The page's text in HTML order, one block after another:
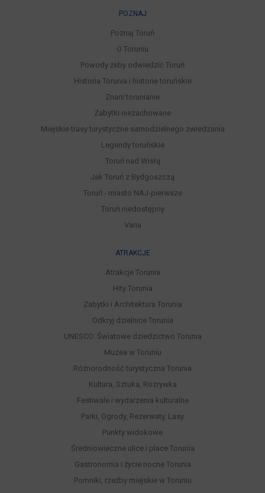
POZNAJ
Poznaj Toruń
O Toruniu
Powody żeby odwiedzić Toruń
Historia Torunia i historie toruńskie
Znani torunianie
Zabytki niezachowane
Miejskie trasy turystyczne samodzielnego zwiedzania
Legendy toruńskie
Toruń nad Wisłą
Jak Toruń z Bydgoszczą
Toruń - miasto NAJ-pierwsze
Toruń niedostępny
Varia
ATRAKCJE
Atrakcje Torunia
Hity Torunia
Zabytki i Architektura Torunia
Odkryj dzielnice Torunia
UNESCO: Światowe dziedzictwo Torunia
Muzea w Toruniu
Różnorodność turystyczna Torunia
Kultura, Sztuka, Rozrywka
Festiwale i wydarzenia kulturalne
Parki, Ogrody, Rezerwaty, Lasy
Punkty widokowe
Średniowieczne ulice i place Torunia
Gastronomia i życie nocne Torunia
Pomniki, rzeźby miejskie w Toruniu